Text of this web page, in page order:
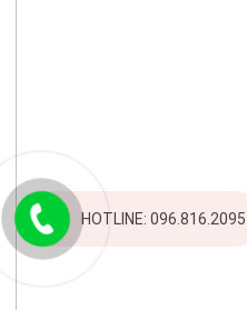
HOTLINE: 096.816.2095